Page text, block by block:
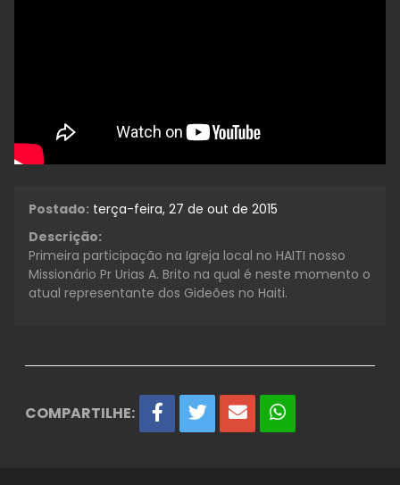
Postado: terça-feira, 27 de out de 2015
Descrição:
Primeira participação na Igreja local no HAITI nosso
Missionário Pr Urias A. Brito na qual é neste momento o
atual representante dos Gideões no Haiti.
COMPARTILHE: